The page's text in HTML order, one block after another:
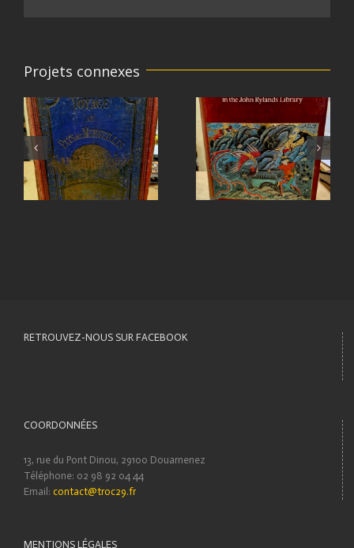
Projets connexes
RETROUVEZ-NOUS SUR FACEBOOK
COORDONNÉES
13, rue du Pont Dinou, 29100 Douarnenez
Téléphone: 02 98 92 04 44
Email: contact@troc29.fr
MENTIONS LÉGALES